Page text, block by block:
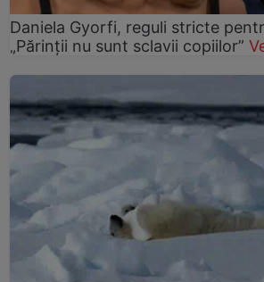
Daniela Gyorfi, reguli stricte
„Părinții nu sunt sclavii copiilor”